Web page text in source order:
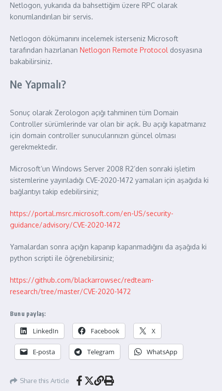
Netlogon, yukarıda da bahsettiğim üzere RPC olarak
konumlandırılan bir servis.
Netlogon dökümanını incelemek isterseniz Microsoft
tarafından hazırlanan Netlogon Remote Protocol dosyasına
bakabilirsiniz.
Ne Yapmalı?
Sonuç olarak Zerologon açığı tahminen tüm Domain
Controller sürümlerinde var olan bir açık. Bu açığı kapatmanız
için domain controller sunucularınızın güncel olması
gerekmektedir.
Microsoft’un Windows Server 2008 R2’den sonraki işletim
sistemlerine yayınladığı CVE-2020-1472 yamaları için aşağıda ki
bağlantıyı takip edebilirsiniz;
https://portal.msrc.microsoft.com/en-US/security-
guidance/advisory/CVE-2020-1472
Yamalardan sonra açığın kapanıp kapanmadığını da aşağıda ki
python scripti ile öğrenebilirsiniz;
https://github.com/blackarrowsec/redteam-
research/tree/master/CVE-2020-1472
Bunu paylaş:
LinkedIn Facebook X
E-posta Telegram WhatsApp
Share this Article